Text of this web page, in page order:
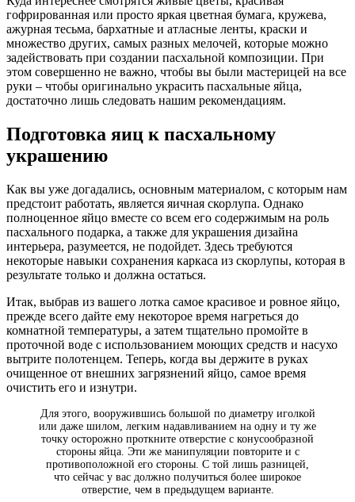
гофрированная или просто яркая цветная бумага, кружева,
ажурная тесьма, бархатные и атласные ленты, краски и
множество других, самых разных мелочей, которые можно
задействовать при создании пасхальной композиции. При
этом совершенно не важно, чтобы вы были мастерицей на все
руки – чтобы оригинально украсить пасхальные яйца,
достаточно лишь следовать нашим рекомендациям.
Подготовка яиц к пасхальному
украшению
Как вы уже догадались, основным материалом, с которым нам
предстоит работать, является яичная скорлупа. Однако
полноценное яйцо вместе со всем его содержимым на роль
пасхального подарка, а также для украшения дизайна
интерьера, разумеется, не подойдет. Здесь требуются
некоторые навыки сохранения каркаса из скорлупы, которая в
результате только и должна остаться.
Итак, выбрав из вашего лотка самое красивое и ровное яйцо,
прежде всего дайте ему некоторое время нагреться до
комнатной температуры, а затем тщательно промойте в
проточной воде с использованием моющих средств и насухо
вытрите полотенцем. Теперь, когда вы держите в руках
очищенное от внешних загрязнений яйцо, самое время
очистить его и изнутри.
Для этого, вооружившись большой по диаметру иголкой
или даже шилом, легким надавливанием на одну и ту же
точку осторожно проткните отверстие с конусообразной
стороны яйца. Эти же манипуляции повторите и с
противоположной его стороны. С той лишь разницей,
что сейчас у вас должно получиться более широкое
отверстие, чем в предыдущем варианте.